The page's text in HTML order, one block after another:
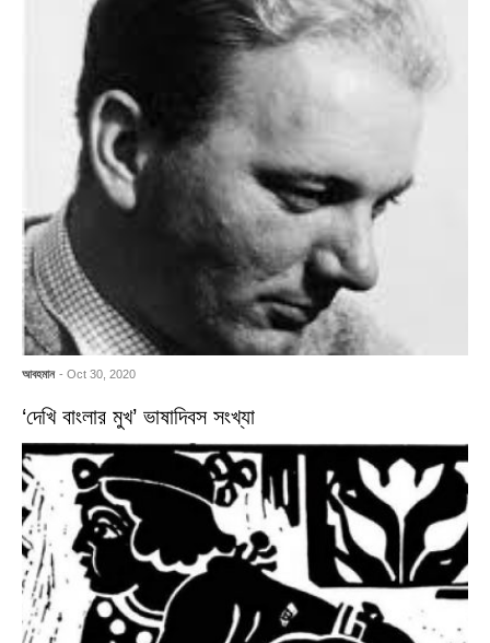
আবহমান - Oct 30, 2020
‘দেখি বাংলার মুখ’ ভাষাদিবস সংখ্যা